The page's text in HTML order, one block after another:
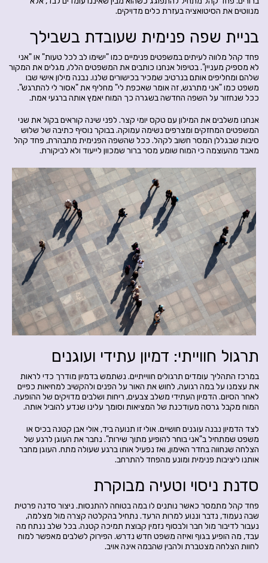
מנווטים את הסיטואציה בעזרת כלים מדויקים.
בניית שפה פנימית שעובדת בשבילך
פחד קהל מלווה לעיתים במשפטים פנימיים כמו "ישימו לב לכל טעות" או "אני
לא מספיק מעניין". בטיפול אנחנו כותבים את המשפטים הללו, מגלים את המקור
שלהם ומחליפים אותם בנרטיב שמכיר בכישורים שלנו. נבנה מילון אישי שבו
משפט כמו "אני מתרגש, זה אומר שאכפת לי" מחליף את "אסור לי להתרגש".
ככל שנחזור על השפה החדשה בשגרה כך המוח יאמץ אותה ברגעי אמת.
אנחנו משלבים את המילון עם טקס יומי קצר. לפני שינה קוראים בקול את שני
המשפטים המחזקים ומצרפים נשימה עמוקה. בבוקר נוסיף כתיבה של שלוש
סיבות שבגללן המסר חשוב לקהל. ככל שהשפה הפנימית מתבהרת, פחד קהל
מאבד מהעוצמה כי המוח שומע מסר ברור שמכוון לייעוד ולא לביקורת.
תרגול חווייתי: דמיון עתידי ועוגנים
במרכז התהליך עומדים תרגולים חווייתיים. נשתמש בדמיון מודרך כדי לראות
את עצמנו על במה רגועה, לחוש את האור על הפנים ולהקשיב למחיאות כפיים
לאחר הסיום. הדמיון העתידי משלב צבעים, ריחות ושלבים מדויקים של ההופעה.
המוח מקבל גרסה מעודכנת של המציאות וסומך עלינו שנדע להוביל אותה.
לצד הדמיון נבנה עוגנים חושיים. אולי זו תנועה ביד, אולי אבן קטנה בכיס או
משפט שמתחיל ב"אני בוחר להופיע מתוך שירות". נחבר את העוגן לרגע של
הצלחה שנחווה בחדר האימון, ואז נפעיל אותו ברגע שעולה מתח. העוגן מחבר
אותנו ליציבות פנימית ומונע מהפחד להתרחב.
סדנת ניסוי וטעיה מבוקרת
פחד קהל מתמסר כאשר נותנים לו במה בטוחה להתנסות. ניצור סדנה פרטית
שבה נעמוד, נדבר וננוע למרות הרעד. נתחיל בהקלטה קצרה מול מצלמה,
נעבור לדיבור מול חבר ולבסוף נזמין קבוצת תמיכה קטנה. בכל שלב ננתח מה
עבד, מה הופיע בגוף ואיזה משפט חדש נדרש. הפירוק לשלבים מאפשר למוח
לחוות הצלחה מצטברת ולהבין שהבמה אינה אויב.